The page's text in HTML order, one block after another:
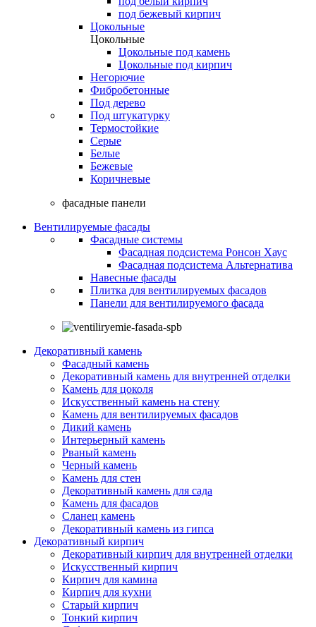
под бежевый кирпич
Цокольные
Цокольные
Цокольные под камень
Цокольные под кирпич
Негорючие
Фибробетонные
Под дерево
Под штукатурку
Термостойкие
Серые
Белые
Бежевые
Коричневые
фасадные панели
Вентилируемые фасады
Фасадные системы
Фасадная подсистема Ронсон Хаус
Фасадная подсистема Альтернатива
Навесные фасады
Плитка для вентилируемых фасадов
Панели для вентилируемого фасада
Декоративный камень
Фасадный камень
Декоративный камень для внутренней отделки
Камень для цоколя
Искусственный камень на стену
Камень для вентилируемых фасадов
Дикий камень
Интерьерный камень
Рваный камень
Черный камень
Камень для стен
Декоративный камень для сада
Камень для фасадов
Сланец камень
Декоративный камень из гипса
Декоративный кирпич
Декоративный кирпич для внутренней отделки
Искусственный кирпич
Кирпич для камина
Кирпич для кухни
Старый кирпич
Тонкий кирпич